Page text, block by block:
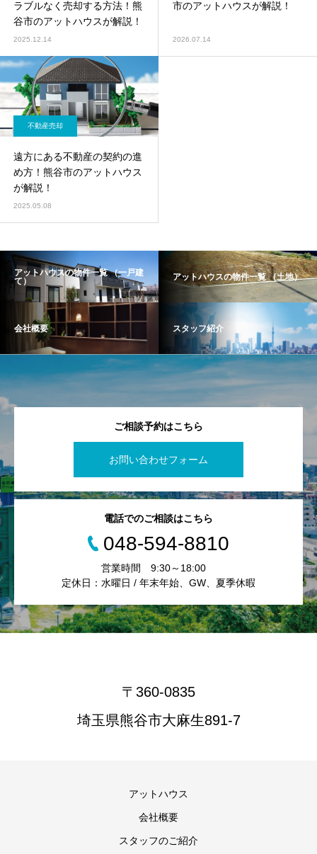
ラブルなく売却する方法！熊
谷市のアットハウスが解説！
2025.12.14
市のアットハウスが解説！
2026.07.14
不動産売却
遠方にある不動産の契約の進
め方！熊谷市のアットハウス
が解説！
2025.05.08
アットハウスの物件一覧 （一戸建
て）
アットハウスの物件一覧 （土地）
会社概要 スタッフ紹介
ご相談予約はこちら
お問い合わせフォーム
電話でのご相談はこちら
048-594-8810
営業時間 9:30～18:00
定休日：水曜日 / 年末年始、GW、夏季休暇
〒360-0835
埼玉県熊谷市大麻生891-7
アットハウス
会社概要
スタッフのご紹介